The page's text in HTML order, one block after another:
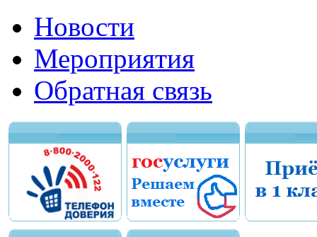
Новости
Мероприятия
Обратная связь